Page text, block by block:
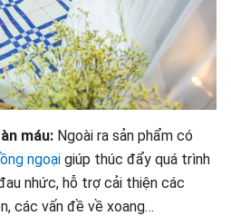
máu: Ngoài ra sản phẩm có
ngoại giúp thúc đẩy quá trình
nhức, hỗ trợ cải thiện các
các vấn đề về xoang…